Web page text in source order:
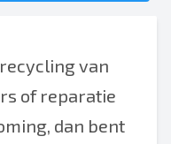
van
of reparatie
dan bent